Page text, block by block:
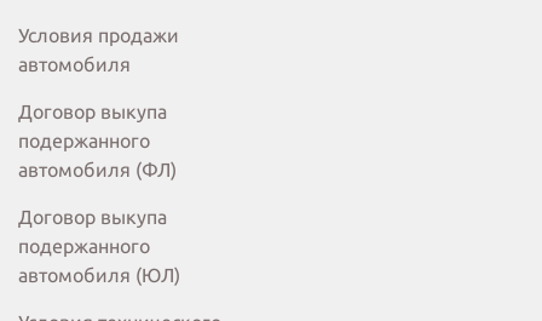
Условия продажи
автомобиля
Договор выкупа
подержанного
автомобиля (ФЛ)
Договор выкупа
подержанного
автомобиля (ЮЛ)